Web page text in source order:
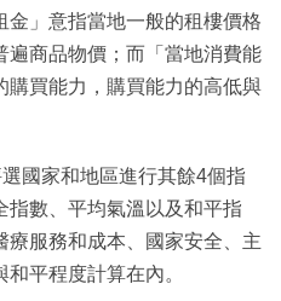
」意指當地一般的租樓價格
遍商品物價；而「當地消費能
購買能力，購買能力的高低與
國家和地區進行其餘4個指
指數、平均氣溫以及和平指
服務和成本、國家安全、主
平程度計算在內。